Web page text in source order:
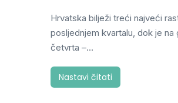
Hrvatska bilježi treći najveći
posljednjem kvartalu, dok je na
četvrta –…
Nastavi čitati